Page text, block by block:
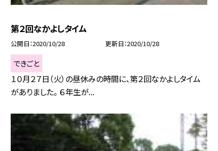
第２回なかよしタイム
公開日 2020/10/28 更新日 2020/10/28
できごと
１０月２７日（火）の昼休みの時間に、第２回なかよしタイム
がありました。 ６年生が...